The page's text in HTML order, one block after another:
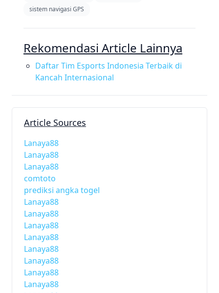
sistem navigasi GPS
Rekomendasi Article Lainnya
Daftar Tim Esports Indonesia Terbaik di
Kancah Internasional
Article Sources
Lanaya88
Lanaya88
Lanaya88
comtoto
prediksi angka togel
Lanaya88
Lanaya88
Lanaya88
Lanaya88
Lanaya88
Lanaya88
Lanaya88
Lanaya88